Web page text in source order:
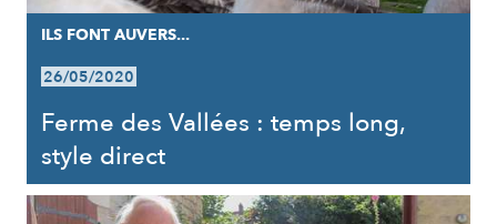
ILS FONT AUVERS...
26/05/2020
Ferme des Vallées : temps long,
style direct